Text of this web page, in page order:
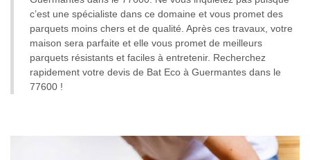
c’est une spécialiste dans ce domaine et vous promet des
parquets moins chers et de qualité. Après ces travaux, votre
maison sera parfaite et elle vous promet de meilleurs
parquets résistants et faciles à entretenir. Recherchez
rapidement votre devis de Bat Eco à Guermantes dans le
77600 !